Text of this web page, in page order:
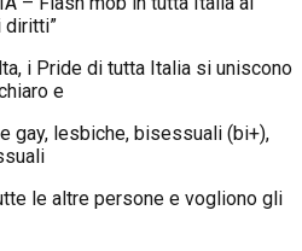
diritti”
i Pride di tutta Italia si uniscono
e
gay, lesbiche, bisessuali (bi+),
le altre persone e vogliono gli